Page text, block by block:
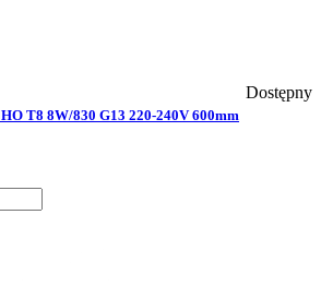
Dostępny
T8 8W/830 G13 220-240V 600mm